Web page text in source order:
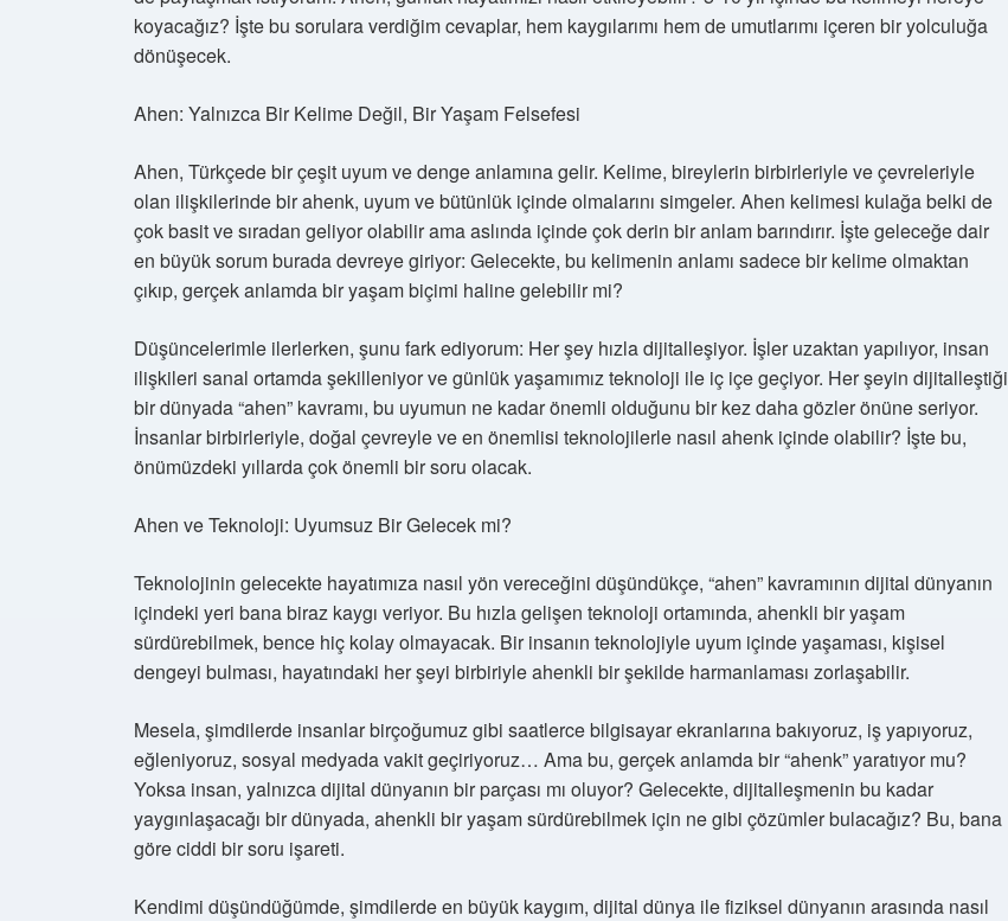
koyacağız? İşte bu sorulara verdiğim cevaplar, hem kaygılarımı hem de umutlarımı içeren bir yolculuğa
dönüşecek.
Ahen: Yalnızca Bir Kelime Değil, Bir Yaşam Felsefesi
Ahen, Türkçede bir çeşit uyum ve denge anlamına gelir. Kelime, bireylerin birbirleriyle ve çevreleriyle
olan ilişkilerinde bir ahenk, uyum ve bütünlük içinde olmalarını simgeler. Ahen kelimesi kulağa belki de
çok basit ve sıradan geliyor olabilir ama aslında içinde çok derin bir anlam barındırır. İşte geleceğe dair
en büyük sorum burada devreye giriyor: Gelecekte, bu kelimenin anlamı sadece bir kelime olmaktan
çıkıp, gerçek anlamda bir yaşam biçimi haline gelebilir mi?
Düşüncelerimle ilerlerken, şunu fark ediyorum: Her şey hızla dijitalleşiyor. İşler uzaktan yapılıyor, insan
ilişkileri sanal ortamda şekilleniyor ve günlük yaşamımız teknoloji ile iç içe geçiyor. Her şeyin dijitalleştiği
bir dünyada “ahen” kavramı, bu uyumun ne kadar önemli olduğunu bir kez daha gözler önüne seriyor.
İnsanlar birbirleriyle, doğal çevreyle ve en önemlisi teknolojilerle nasıl ahenk içinde olabilir? İşte bu,
önümüzdeki yıllarda çok önemli bir soru olacak.
Ahen ve Teknoloji: Uyumsuz Bir Gelecek mi?
Teknolojinin gelecekte hayatımıza nasıl yön vereceğini düşündükçe, “ahen” kavramının dijital dünyanın
içindeki yeri bana biraz kaygı veriyor. Bu hızla gelişen teknoloji ortamında, ahenkli bir yaşam
sürdürebilmek, bence hiç kolay olmayacak. Bir insanın teknolojiyle uyum içinde yaşaması, kişisel
dengeyi bulması, hayatındaki her şeyi birbiriyle ahenkli bir şekilde harmanlaması zorlaşabilir.
Mesela, şimdilerde insanlar birçoğumuz gibi saatlerce bilgisayar ekranlarına bakıyoruz, iş yapıyoruz,
eğleniyoruz, sosyal medyada vakit geçiriyoruz… Ama bu, gerçek anlamda bir “ahenk” yaratıyor mu?
Yoksa insan, yalnızca dijital dünyanın bir parçası mı oluyor? Gelecekte, dijitalleşmenin bu kadar
yaygınlaşacağı bir dünyada, ahenkli bir yaşam sürdürebilmek için ne gibi çözümler bulacağız? Bu, bana
göre ciddi bir soru işareti.
Kendimi düşündüğümde, şimdilerde en büyük kaygım, dijital dünya ile fiziksel dünyanın arasında nasıl